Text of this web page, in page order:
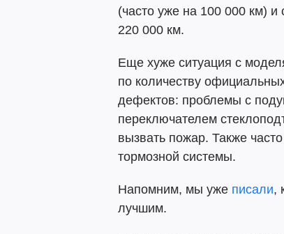
(часто уже на 100 000 км)
220 000 км.
Еще хуже ситуация с
по количеству
дефектов: проблемы с
переключателем
вызвать пожар. Также
тормозной системы.
Напомним, мы уже писали,
лучшим.